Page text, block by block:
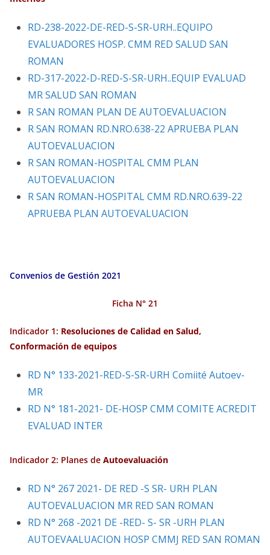
RD-238-2022-DE-RED-S-SR-URH..EQUIPO
EVALUADORES HOSP. CMM RED SALUD SAN
ROMAN
RD-317-2022-D-RED-S-SR-URH..EQUIP EVALUAD
MR SALUD SAN ROMAN
R SAN ROMAN PLAN DE AUTOEVALUACION
R SAN ROMAN RD.NRO.638-22 APRUEBA PLAN
AUTOEVALUACION
R SAN ROMAN-HOSPITAL CMM PLAN
AUTOEVALUACION
R SAN ROMAN-HOSPITAL CMM RD.NRO.639-22
APRUEBA PLAN AUTOEVALUACION
Convenios de Gestión 2021
Ficha N° 21
Indicador 1: Resoluciones de Calidad en Salud,
Conformación de equipos
RD N° 133-2021-RED-S-SR-URH Comiité Autoev-
MR
RD N° 181-2021- DE-HOSP CMM COMITE ACREDIT
EVALUAD INTER
Indicador 2: Planes de Autoevaluación
RD N° 267 2021- DE RED -S SR- URH PLAN
AUTOEVALUACION MR RED SAN ROMAN
RD N° 268 -2021 DE -RED- S- SR -URH PLAN
AUTOEVAALUACION HOSP CMMJ RED SAN ROMAN